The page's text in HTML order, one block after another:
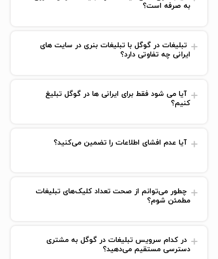
به صرفه است؟
تبلیغات در گوگل با تبلیغات بنری در سایت های
ایرانی چه تفاوتی دارد؟
آیا می شود فقط برای ایرانی ها در گوگل تبلیغ
کنیم؟
آیا عدم افشای اطلاعات را تضمین می‌کنید؟
چطور می‌توانم از صحت تعداد کلیک‌های تبلیغات
مطمئن شوم؟
در کدام سرویس تبلیغات در گوگل به مشتری
دسترسی مستقیم می‌دهید؟